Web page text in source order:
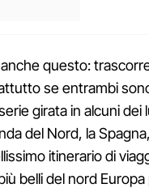
anche questo:
se entrambi
girata in alcuni dei
del Nord, la Spagna,
itinerario di
belli del nord Europa